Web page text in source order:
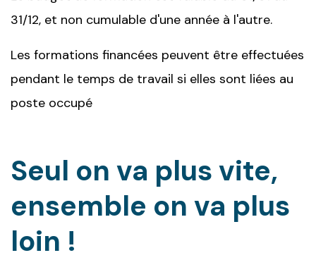
31/12, et non cumulable d'une année à l'autre.
Les formations financées peuvent être effectuées
pendant le temps de travail si elles sont liées au
poste occupé
Seul on va plus vite,
ensemble on va plus
loin !